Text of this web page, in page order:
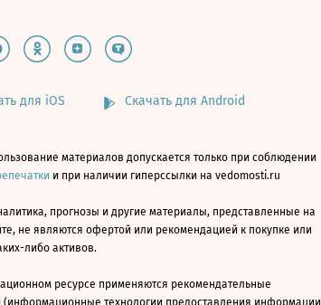
для iOS Скачать для Android
материалов допускается только при соблюдении
и при наличии гиперссылки на vedomosti.ru
прогнозы и другие материалы, представленные на
не являются офертой или рекомендацией к покупке или
либо активов.
ресурсе применяются рекомендательные
(информационные технологии предоставления информации